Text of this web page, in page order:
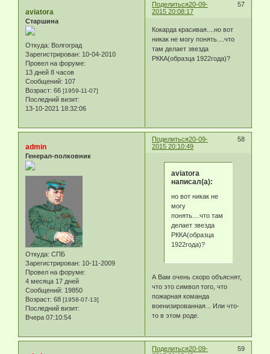
Поделиться 57
20-09-
2015 20:08:17
aviatora
Старшина
Откуда: Волгоград
Зарегистрирован: 10-04-2010
Провел на форуме:
13 дней 8 часов
Сообщений: 107
Возраст: 66 [1959-11-07]
Последний визит:
13-10-2021 18:32:06
Кокарда красивая....но вот
никак не могу понять....что
там делает звезда
РККА(образца 1922года)?
Поделиться 58
20-09-
2015 20:10:49
admin
Генерал-полковник
Откуда: СПБ
Зарегистрирован: 10-11-2009
Провел на форуме:
4 месяца 17 дней
Сообщений: 19850
Возраст: 68 [1958-07-13]
Последний визит:
Вчера 07:10:54
aviatora
написал(а):
но вот никак не
могу
понять....что там
делает звезда
РККА(образца
1922года)?
А Вам очень скоро объяснят,
что это символ того, что
пожарная команда
военизированная... Или что-
то в этом роде.
Поделиться 59
20-09-